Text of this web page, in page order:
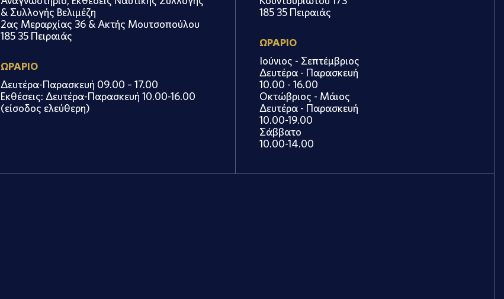
& Συλλογής Βελιμέζη
2ας Μεραρχίας 36 & Ακτής Μουτσοπούλου
185 35 Πειραιάς
ΩΡΑΡΙΟ
Δευτέρα-Παρασκευή 09.00 – 17.00
Εκθέσεις: Δευτέρα-Παρασκευή 10.00-16.00
(είσοδος ελεύθερη)
185 35 Πειραιάς
ΩΡΑΡΙΟ
Ιούνιος - Σεπτέμβριος
Δευτέρα - Παρασκευή
10.00 - 16.00
Οκτώβριος - Μάιος
Δευτέρα - Παρασκευή
10.00-19.00
Σάββατο
10.00-14.00